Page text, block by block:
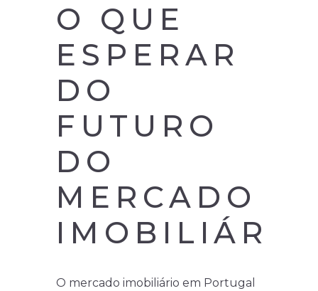
O QUE
ESPERAR
DO
FUTURO
DO
MERCADO
O mercado imobiliário em Portugal